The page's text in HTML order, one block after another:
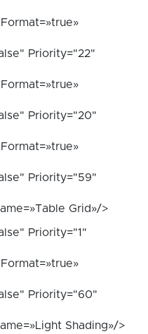
Priority="22"
Priority="20"
Priority="59"
Grid»/>
Priority="1"
Priority="60"
Shading»/>